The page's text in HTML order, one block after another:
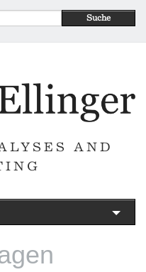
Suche
AND